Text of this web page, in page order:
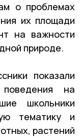
о проблемах
их площади
на важности
природе.
показали
на
школьники
тематику и
растений